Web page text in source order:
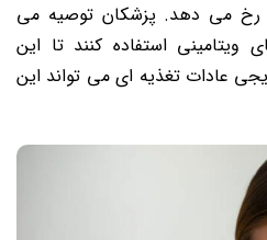
رخ می دهد. پزشکان توصیه می
ویتامینی استفاده کنند تا این
عادات تغذیه ای می تواند این